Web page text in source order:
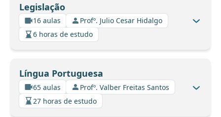
Legislação
16 aulas
Profº. Julio Cesar Hidalgo
6 horas de estudo
Língua Portuguesa
65 aulas
Profº. Valber Freitas Santos
27 horas de estudo